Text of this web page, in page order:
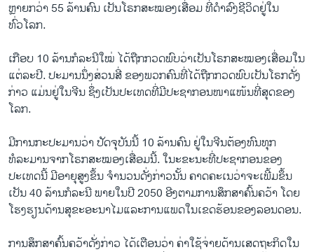
ຫຼາຍກວ່າ 55 ລ້ານຄົນ ເປັນໂຣກສະໝອງເສື່ອມ ທີ່ດຳລົງຊີວິດຢູ່ໃນ
ທົ່ວໂລກ.
ເກືອບ 10 ລ້ານກໍລະນີໃໝ່ ໄດ້ຖືກກວດພົບວ່າເປັນໂຣກສະໝອງເສື່ອມໃນ
ແຕ່ລະປີ. ປະມານນຶ່ງສ່ວນສີ່ ຂອງພວກຄົນທີ່ໄດ້ຖືກກວດພົບເປັນໂຣກດັ່ງ
ກ່າວ ແມ່ນຢູ່ໃນຈີນ ຊຶ່ງເປັນປະເທດທີ່ມີປະຊາກອນໜາແໜ້ນທີ່ສຸດຂອງ
ໂລກ.
ມີການກະປະມານວ່າ ປັດຈຸບັນນີ້ 10 ລ້ານຄົນ ຢູ່ໃນຈີນຕ້ອງທົນທຸກ
ທໍລະມານຈາກໂຣກສະໝອງເສື່ອມນີ້. ໃນະຂະນະທີ່ປະຊາກອນຂອງ
ປະເທດນີ້ ມີອາຍຸສູງຂຶ້ນ ຈຳນວນດັ່ງກ່າວນັ້ນ ຄາດຄະເນວ່າຈະເພີ້ມຂຶ້ນ
ເປັນ 40 ລ້ານກໍລະນີ ພາຍໃນປີ 2050 ອີງຕາມການສຶກສາຄົ້ນຄວ້າ ໂດຍ
ໂຮງຮຽນດ້ານສຸຂະອະນາໄມແລະການແພດໃນເຂດຮ້ອນຂອງລອນດອນ.
ການສຶກສາຄົ້ນຄວ້າດັ່ງກ່າວ ໄດ້ເຕືອນວ່າ ຄ່າໃຊ້ຈ່າຍດ້ານເສດຖະກິດໃນ